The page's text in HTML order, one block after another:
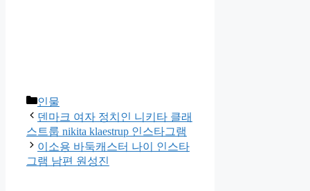
카
테
고
리
인물
덴마크 여자 정치인 니키타 클래
스트룹 nikita klaestrup 인스타그램
이소용 바둑캐스터 나이 인스타
그램 남편 원성진